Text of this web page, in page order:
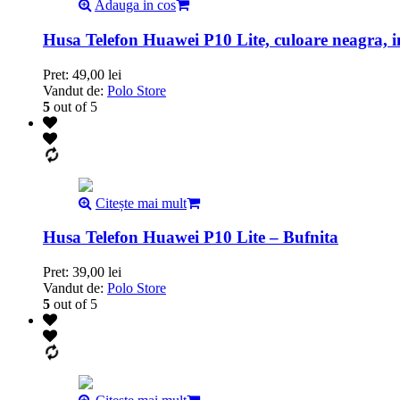
Adauga in cos
Husa Telefon Huawei P10 Lite, culoare neagra,
Pret: 49,00 lei
Vandut de: Polo Store
5 out of 5
Citește mai mult
Husa Telefon Huawei P10 Lite – Bufnita
Pret: 39,00 lei
Vandut de: Polo Store
5 out of 5